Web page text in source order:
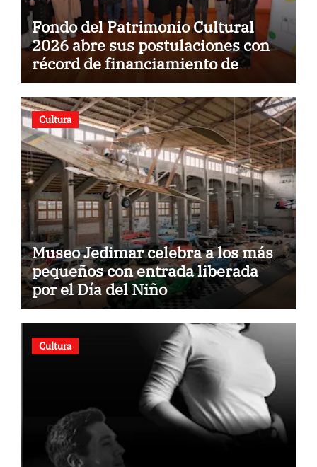
Fondo del Patrimonio Cultural
2026 abre sus postulaciones con
récord de financiamiento de
$5.500 millones
Cultura
Museo Jedimar celebra a los más
pequeños con entrada liberada
por el Día del Niño
Cultura